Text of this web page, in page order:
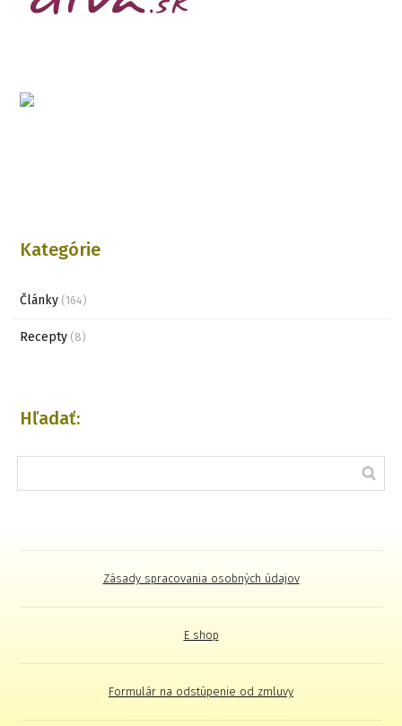
Kategórie
Články (164)
Recepty (8)
Hľadať:
Zásady spracovania osobných údajov
E shop
Formulár na odstúpenie od zmluvy